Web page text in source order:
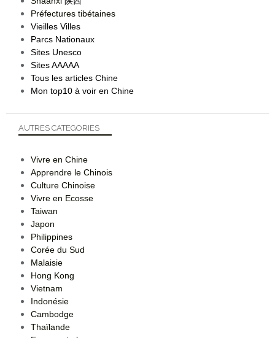
Préfectures tibétaines
Vieilles Villes
Parcs Nationaux
Sites Unesco
Sites AAAAA
Tous les articles Chine
Mon top10 à voir en Chine
AUTRES CATEGORIES
Vivre en Chine
Apprendre le Chinois
Culture Chinoise
Vivre en Ecosse
Taiwan
Japon
Philippines
Corée du Sud
Malaisie
Hong Kong
Vietnam
Indonésie
Cambodge
Thaïlande